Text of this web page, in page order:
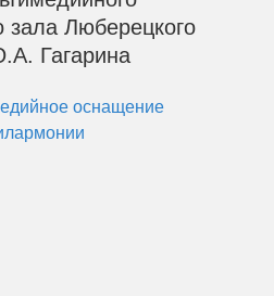
зала Люберецкого
Гагарина